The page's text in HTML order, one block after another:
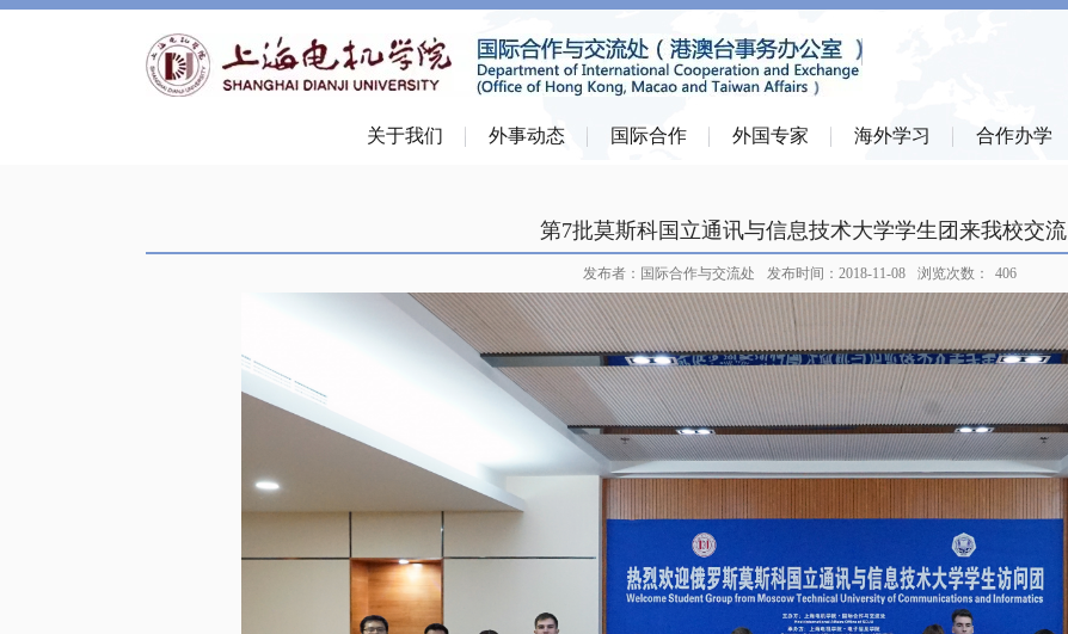
关于我们 外事动态 国际合作 外国专家 海外学习 合作办学
第7批莫斯科国立通讯与信息技术大学学生团来我校交流
发布者：国际合作与交流处 发布时间：2018-11-08 浏览次数： 406